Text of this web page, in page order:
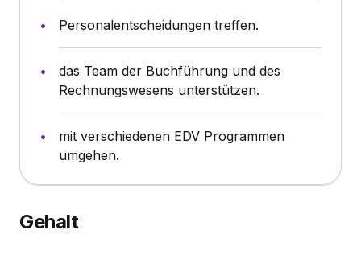
Personalentscheidungen treffen.
das Team der Buchführung und des
Rechnungswesens unterstützen.
mit verschiedenen EDV Programmen
umgehen.
Gehalt